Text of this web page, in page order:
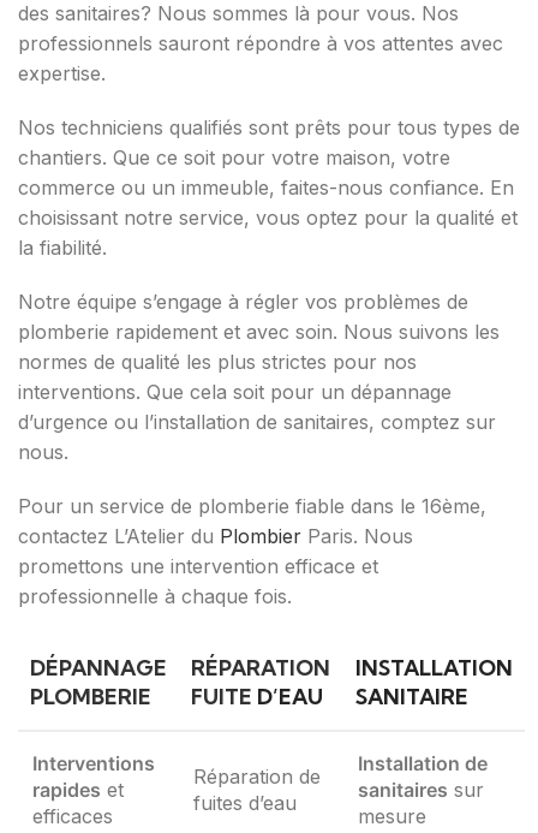
des sanitaires? Nous sommes là pour vous. Nos
professionnels sauront répondre à vos attentes avec
expertise.
Nos techniciens qualifiés sont prêts pour tous types de
chantiers. Que ce soit pour votre maison, votre
commerce ou un immeuble, faites-nous confiance. En
choisissant notre service, vous optez pour la qualité et
la fiabilité.
Notre équipe s’engage à régler vos problèmes de
plomberie rapidement et avec soin. Nous suivons les
normes de qualité les plus strictes pour nos
interventions. Que cela soit pour un dépannage
d’urgence ou l’installation de sanitaires, comptez sur
nous.
Pour un service de plomberie fiable dans le 16ème,
contactez L’Atelier du Plombier Paris. Nous
promettons une intervention efficace et
professionnelle à chaque fois.
DÉPANNAGE
PLOMBERIE
RÉPARATION
FUITE D’EAU
INSTALLATION
SANITAIRE
Interventions
rapides et
efficaces
Réparation de
fuites d’eau
Installation de
sanitaires sur
mesure